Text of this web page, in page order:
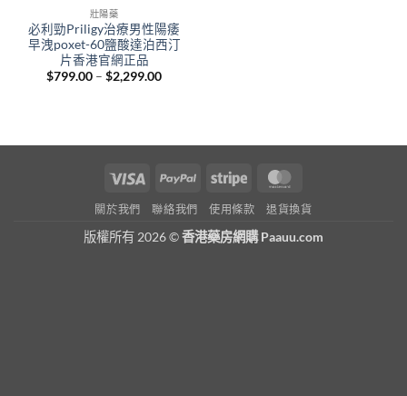
壯陽藥
必利勁Priligy治療男性陽痿
早洩poxet-60鹽酸達泊西汀
片香港官網正品
$799.00 – $2,299.00Price
Visa PayPal Stripe
關於我們 聯絡我們 使用條款 退貨換貨
版權所有 2026 ©香港藥房網購 Paauu.com